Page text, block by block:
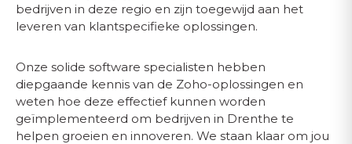
bedrijven in deze regio en zijn toegewijd aan het
leveren van klantspecifieke oplossingen.
Onze solide software specialisten hebben
diepgaande kennis van de Zoho-oplossingen en
weten hoe deze effectief kunnen worden
geïmplementeerd om bedrijven in Drenthe te
helpen groeien en innoveren. We staan klaar om jou